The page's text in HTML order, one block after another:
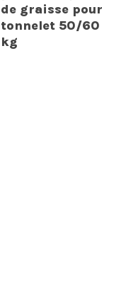
de graisse pour
tonnelet 50/60
kg